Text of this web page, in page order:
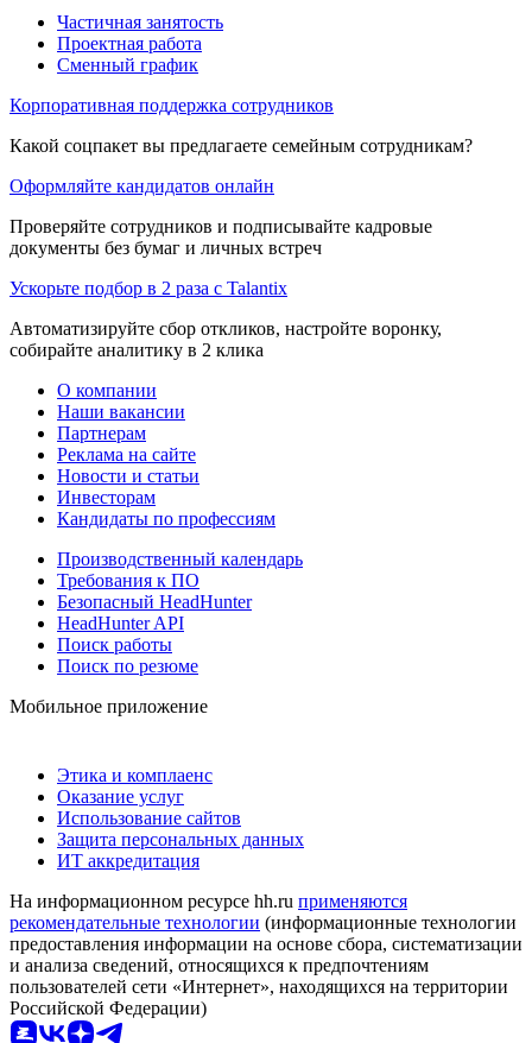
Частичная занятость
Проектная работа
Сменный график
Корпоративная поддержка сотрудников
Какой соцпакет вы предлагаете семейным сотрудникам?
Оформляйте кандидатов онлайн
Проверяйте сотрудников и подписывайте кадровые
документы без бумаг и личных встреч
Ускорьте подбор в 2 раза с Talantix
Автоматизируйте сбор откликов, настройте воронку,
собирайте аналитику в 2 клика
О компании
Наши вакансии
Партнерам
Реклама на сайте
Новости и статьи
Инвесторам
Кандидаты по профессиям
Производственный календарь
Требования к ПО
Безопасный HeadHunter
HeadHunter API
Поиск работы
Поиск по резюме
Мобильное приложение
Этика и комплаенс
Оказание услуг
Использование сайтов
Защита персональных данных
ИТ аккредитация
На информационном ресурсе hh.ru применяются
рекомендательные технологии (информационные технологии
предоставления информации на основе сбора, систематизации
и анализа сведений, относящихся к предпочтениям
пользователей сети «Интернет», находящихся на территории
Российской Федерации)